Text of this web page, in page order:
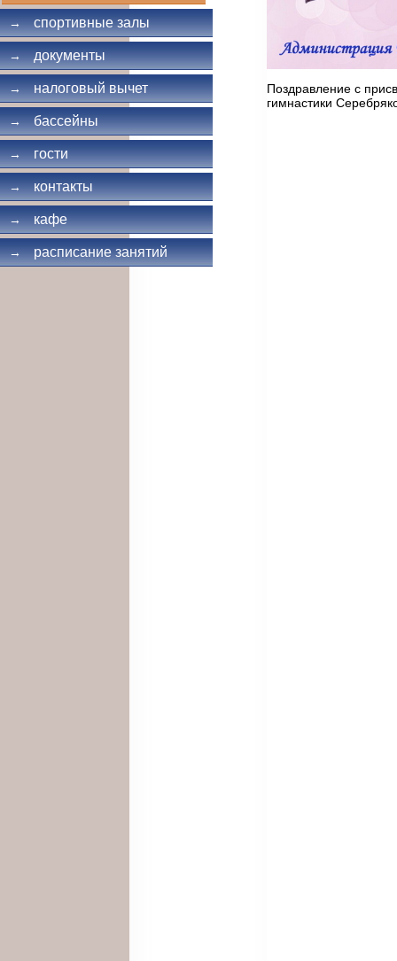
→ спортивные залы
→ документы
→ налоговый вычет
→ бассейны
→ гости
→ контакты
→ кафе
→ расписание занятий
Поздравление с
гимнастики